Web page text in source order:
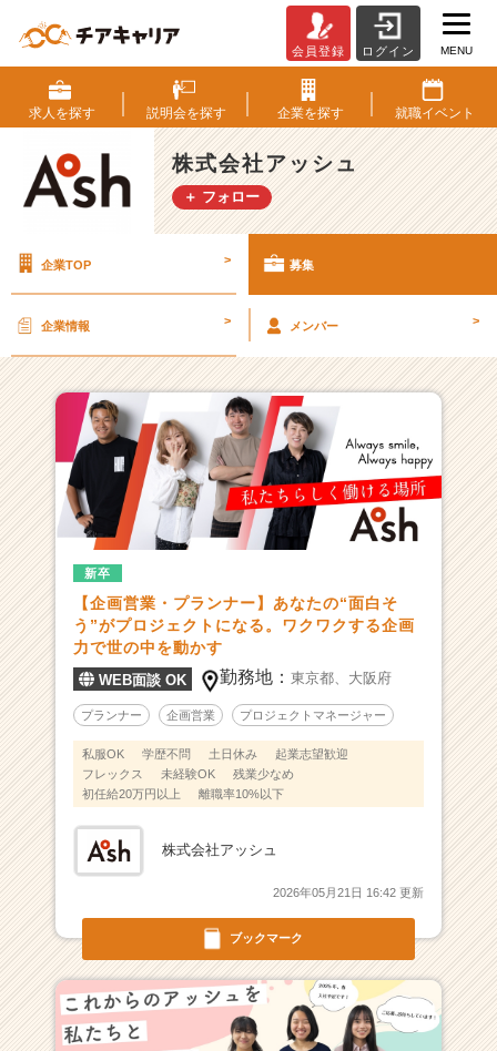
式
会
社
ア
ッ
シ
用/
一
覧
【創
業
3
5
年
の
績！】
ク
リ
エ
イ
テ
ブ
で
企
課
解
決！
員
の“ら
会員登録 ログイン MENU
求人を探す 説明会を探す 企業を探す 就職イベント
株式会社アッシュ
＋ フォロー
企業TOP > 募集
企業情報 > メンバー >
ブックマーク
新卒
【企画営業・プランナー】あなたの“面白そ
う”がプロジェクトになる。ワクワクする企画
力で世の中を動かす
WEB面談 OK 勤務地：東京都、 大阪府
プランナー 企画営業 プロジェクトマネージャー
私服OK 学歴不問 土日休み
起業志望歓迎
フレックス
未経験OK
残業少なめ
初任給20万円以上
離職率10%以下
株式会社アッシュ
2026年05月21日 16:42 更新